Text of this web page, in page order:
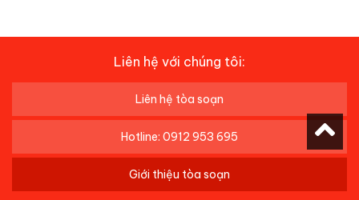
Liên hệ với chúng tôi:
Liên hệ tòa soạn
Hotline: 0912 953 695
Giới thiệu tòa soạn